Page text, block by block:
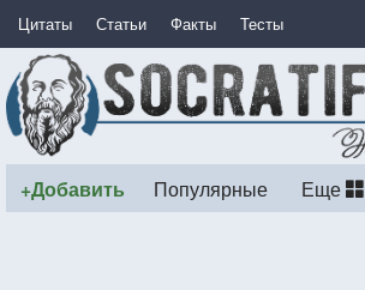
Цитаты Статьи Факты Тесты
+Добавить Популярные Еще